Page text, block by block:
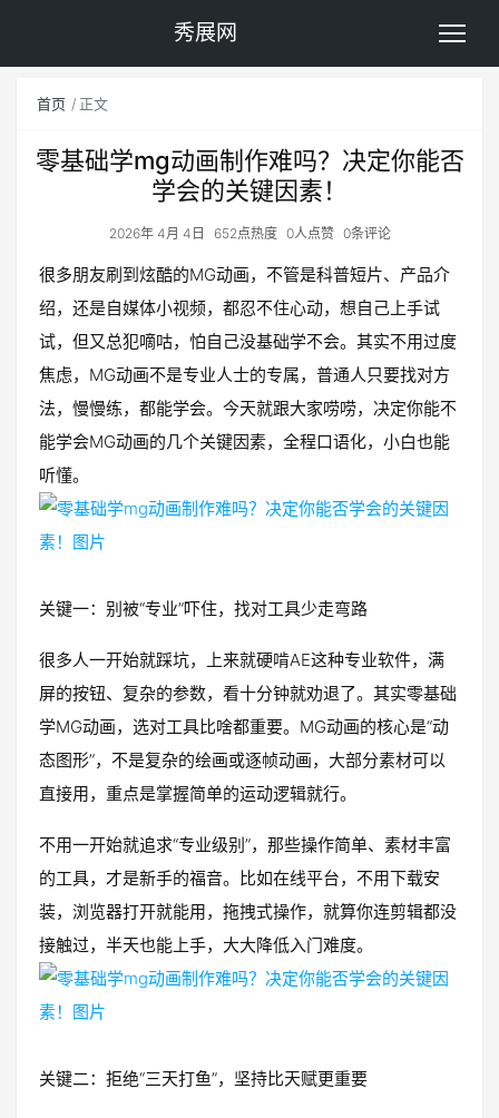
秀展网
首页 正文
零基础学mg动画制作难吗？决定你能否
学会的关键因素！
2026年 4月 4日 652点热度 0人点赞 0条评论
很多朋友刷到炫酷的MG动画，不管是科普短片、产品介
绍，还是自媒体小视频，都忍不住心动，想自己上手试
试，但又总犯嘀咕，怕自己没基础学不会。其实不用过度
焦虑，MG动画不是专业人士的专属，普通人只要找对方
法，慢慢练，都能学会。今天就跟大家唠唠，决定你能不
能学会MG动画的几个关键因素，全程口语化，小白也能
听懂。
关键一：别被“专业”吓住，找对工具少走弯路
很多人一开始就踩坑，上来就硬啃AE这种专业软件，满
屏的按钮、复杂的参数，看十分钟就劝退了。其实零基础
学MG动画，选对工具比啥都重要。MG动画的核心是“动
态图形”，不是复杂的绘画或逐帧动画，大部分素材可以
直接用，重点是掌握简单的运动逻辑就行。
不用一开始就追求“专业级别”，那些操作简单、素材丰富
的工具，才是新手的福音。比如在线平台，不用下载安
装，浏览器打开就能用，拖拽式操作，就算你连剪辑都没
接触过，半天也能上手，大大降低入门难度。
关键二：拒绝“三天打鱼”，坚持比天赋更重要